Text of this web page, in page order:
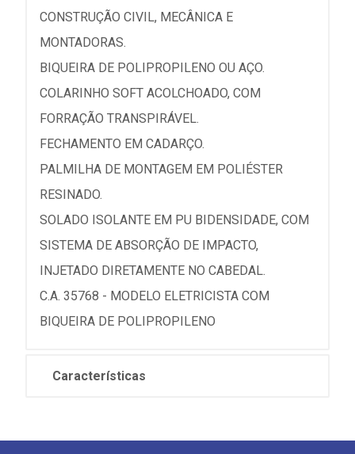
CONSTRUÇÃO CIVIL, MECÂNICA E
MONTADORAS.
BIQUEIRA DE POLIPROPILENO OU AÇO.
COLARINHO SOFT ACOLCHOADO, COM
FORRAÇÃO TRANSPIRÁVEL.
FECHAMENTO EM CADARÇO.
PALMILHA DE MONTAGEM EM POLIÉSTER
RESINADO.
SOLADO ISOLANTE EM PU BIDENSIDADE, COM
SISTEMA DE ABSORÇÃO DE IMPACTO,
INJETADO DIRETAMENTE NO CABEDAL.
C.A. 35768 - MODELO ELETRICISTA COM
BIQUEIRA DE POLIPROPILENO
Características